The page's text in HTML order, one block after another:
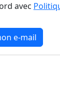
avec
e-mail